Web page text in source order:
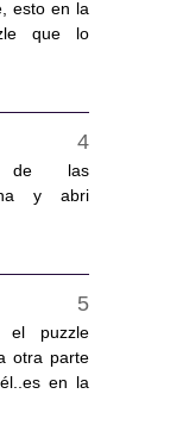
esto en la
que lo
de las
y abri
el puzzle
otra parte
en la